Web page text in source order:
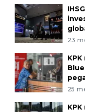
23
25